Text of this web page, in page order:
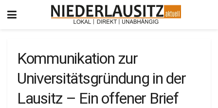
Kommunikation zur
Universitätsgründung in der
Lausitz – Ein offener Brief